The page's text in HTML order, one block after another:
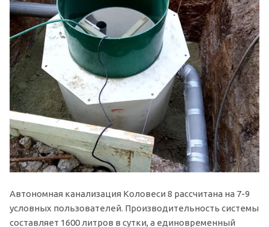
Автономная канализация Коловеси 8 рассчитана на 7-9
условных пользователей. Производительность системы
составляет 1600 литров в сутки, а единовременный